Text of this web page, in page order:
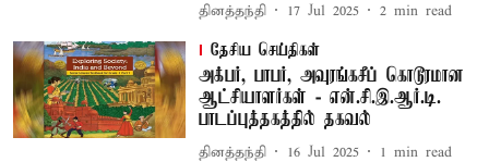
தினத்தந்தி 17 Jul 2025 2 min read
தேசிய செய்திகள்
அக்பர், பாபர், அவுரங்கசீப் கொடூரமான
ஆட்சியாளர்கள் - என்.சி.இ.ஆர்.டி.
பாடப்புத்தகத்தில் தகவல்
தினத்தந்தி 16 Jul 2025 1 min read